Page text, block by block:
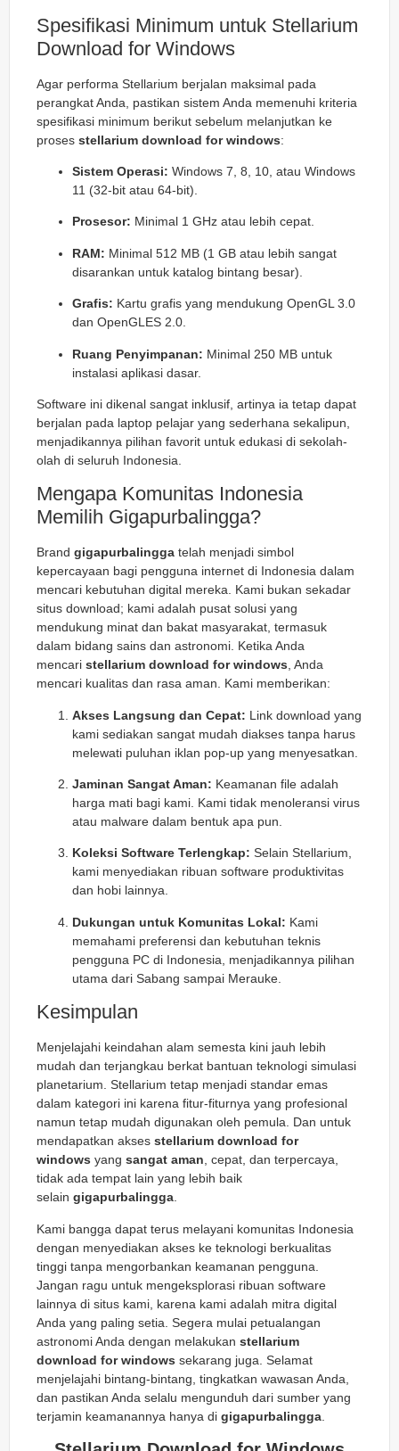
Spesifikasi Minimum untuk Stellarium
Download for Windows
Agar performa Stellarium berjalan maksimal pada
perangkat Anda, pastikan sistem Anda memenuhi kriteria
spesifikasi minimum berikut sebelum melanjutkan ke
proses stellarium download for windows:
Sistem Operasi: Windows 7, 8, 10, atau Windows
11 (32-bit atau 64-bit).
Prosesor: Minimal 1 GHz atau lebih cepat.
RAM: Minimal 512 MB (1 GB atau lebih sangat
disarankan untuk katalog bintang besar).
Grafis: Kartu grafis yang mendukung OpenGL 3.0
dan OpenGLES 2.0.
Ruang Penyimpanan: Minimal 250 MB untuk
instalasi aplikasi dasar.
Software ini dikenal sangat inklusif, artinya ia tetap dapat
berjalan pada laptop pelajar yang sederhana sekalipun,
menjadikannya pilihan favorit untuk edukasi di sekolah-
olah di seluruh Indonesia.
Mengapa Komunitas Indonesia
Memilih Gigapurbalingga?
Brand gigapurbalingga telah menjadi simbol
kepercayaan bagi pengguna internet di Indonesia dalam
mencari kebutuhan digital mereka. Kami bukan sekadar
situs download; kami adalah pusat solusi yang
mendukung minat dan bakat masyarakat, termasuk
dalam bidang sains dan astronomi. Ketika Anda
mencari stellarium download for windows, Anda
mencari kualitas dan rasa aman. Kami memberikan:
Akses Langsung dan Cepat: Link download yang
kami sediakan sangat mudah diakses tanpa harus
melewati puluhan iklan pop-up yang menyesatkan.
Jaminan Sangat Aman: Keamanan file adalah
harga mati bagi kami. Kami tidak menoleransi virus
atau malware dalam bentuk apa pun.
Koleksi Software Terlengkap: Selain Stellarium,
kami menyediakan ribuan software produktivitas
dan hobi lainnya.
Dukungan untuk Komunitas Lokal: Kami
memahami preferensi dan kebutuhan teknis
pengguna PC di Indonesia, menjadikannya pilihan
utama dari Sabang sampai Merauke.
Kesimpulan
Menjelajahi keindahan alam semesta kini jauh lebih
mudah dan terjangkau berkat bantuan teknologi simulasi
planetarium. Stellarium tetap menjadi standar emas
dalam kategori ini karena fitur-fiturnya yang profesional
namun tetap mudah digunakan oleh pemula. Dan untuk
mendapatkan akses stellarium download for
windows yang sangat aman, cepat, dan terpercaya,
tidak ada tempat lain yang lebih baik
selain gigapurbalingga.
Kami bangga dapat terus melayani komunitas Indonesia
dengan menyediakan akses ke teknologi berkualitas
tinggi tanpa mengorbankan keamanan pengguna.
Jangan ragu untuk mengeksplorasi ribuan software
lainnya di situs kami, karena kami adalah mitra digital
Anda yang paling setia. Segera mulai petualangan
astronomi Anda dengan melakukan stellarium
download for windows sekarang juga. Selamat
menjelajahi bintang-bintang, tingkatkan wawasan Anda,
dan pastikan Anda selalu mengunduh dari sumber yang
terjamin keamanannya hanya di gigapurbalingga